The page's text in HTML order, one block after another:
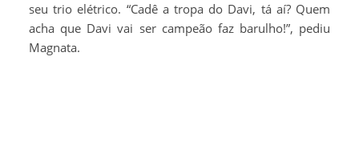
seu trio elétrico. “Cadê a tropa do Davi, tá aí? Quem
acha que Davi vai ser campeão faz barulho!”, pediu
Magnata.